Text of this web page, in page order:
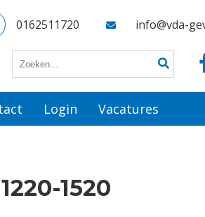
0162511720 info@vda-
Login Vacatures
1520